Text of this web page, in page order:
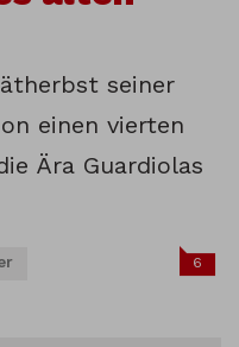
seiner
einen vierten
Ära Guardiolas
6